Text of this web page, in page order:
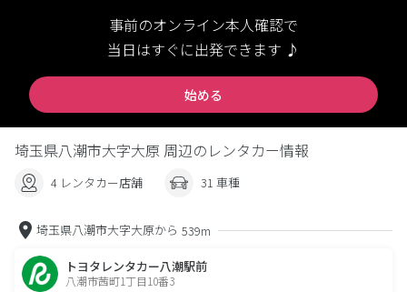
事前のオンライン本人確認で
当日はすぐに出発できます ♪
始める
埼玉県八潮市大字大原 周辺のレンタカー情報
4 レンタカー店舗 31 車種
埼玉県八潮市大字大原から 539m
トヨタレンタカー八潮駅前
八潮市茜町1丁目10番3